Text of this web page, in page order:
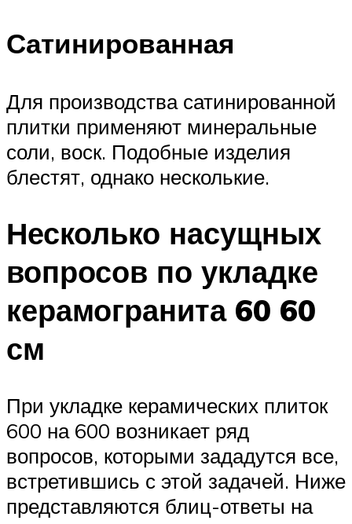
Сатинированная
Для производства сатинированной
плитки применяют минеральные
соли, воск. Подобные изделия
блестят, однако несколькие.
Несколько насущных
вопросов по укладке
керамогранита 60 60
см
При укладке керамических плиток
600 на 600 возникает ряд
вопросов, которыми зададутся все,
встретившись с этой задачей. Ниже
представляются блиц-ответы на